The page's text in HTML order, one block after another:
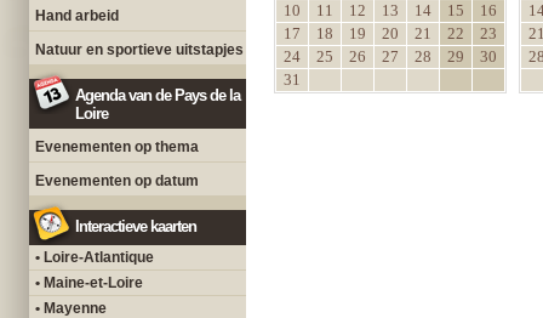
Hand arbeid
Natuur en sportieve uitstapjes
Agenda van de Pays de la
Loire
Evenementen op thema
Evenementen op datum
Interactieve kaarten
• Loire-Atlantique
• Maine-et-Loire
• Mayenne
10
11 12 13 14 15
16
17
18 19 20 21 22
23
24
25 26 27 28 29
30
31